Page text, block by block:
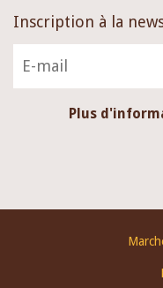
Inscription à la
Plus